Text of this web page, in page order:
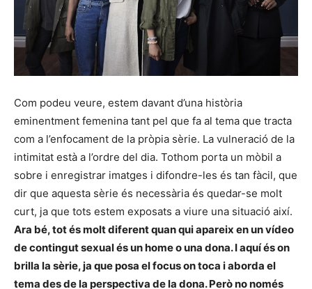
Com podeu veure, estem davant d’una història
eminentment femenina tant pel que fa al tema que tracta
com a l’enfocament de la pròpia sèrie. La vulneració de la
intimitat està a l’ordre del dia. Tothom porta un mòbil a
sobre i enregistrar imatges i difondre-les és tan fàcil, que
dir que aquesta sèrie és necessària és quedar-se molt
curt, ja que tots estem exposats a viure una situació així.
Ara bé, tot és molt diferent quan qui apareix en un vídeo
de contingut sexual és un home o una dona. I aquí és on
brilla la sèrie, ja que posa el focus on toca i aborda el
tema des de la perspectiva de la dona. Però no només